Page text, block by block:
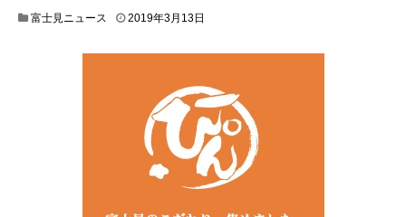
富士見ニュース 2019年3月13日